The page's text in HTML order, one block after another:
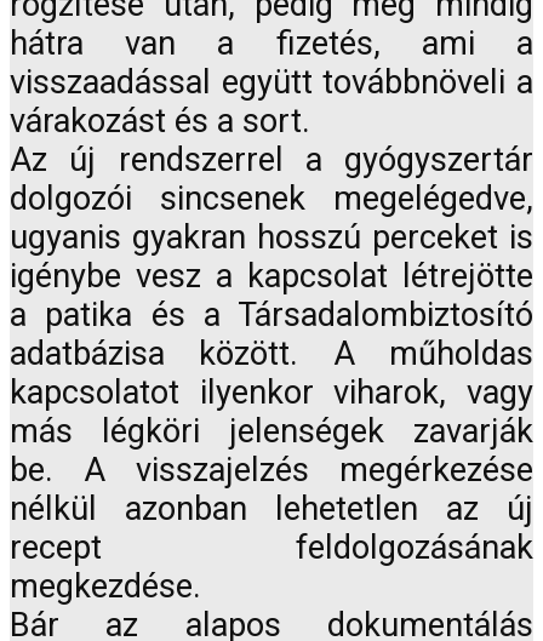
hátra van a fizetés, ami a
visszaadással együtt továbbnöveli a
várakozást és a sort.
Az új rendszerrel a gyógyszertár
dolgozói sincsenek megelégedve,
ugyanis gyakran hosszú perceket is
igénybe vesz a kapcsolat létrejötte
a patika és a Társadalombiztosító
adatbázisa között. A műholdas
kapcsolatot ilyenkor viharok, vagy
más légköri jelenségek zavarják
be. A visszajelzés megérkezése
nélkül azonban lehetetlen az új
recept feldolgozásának
megkezdése.
Bár az alapos dokumentálás